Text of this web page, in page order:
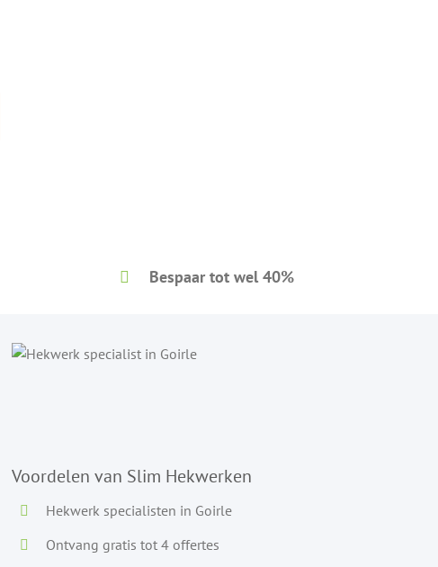
Bespaar tot wel 40%
Voordelen van Slim Hekwerken
Hekwerk specialisten in Goirle
Ontvang gratis tot 4 offertes